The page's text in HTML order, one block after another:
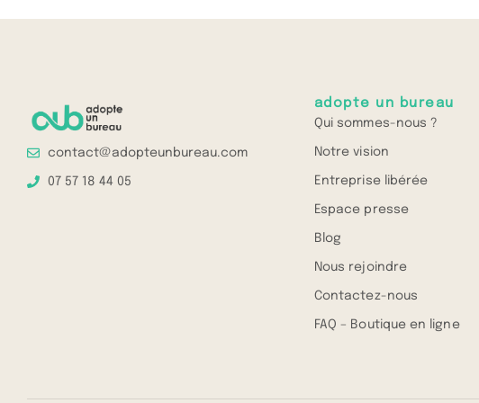
contact@adopteunbureau.com
07 57 18 44 05
adopte un bureau
Qui sommes-nous ?
Notre vision
Entreprise libérée
Espace presse
Blog
Nous rejoindre
Contactez-nous
FAQ – Boutique en ligne